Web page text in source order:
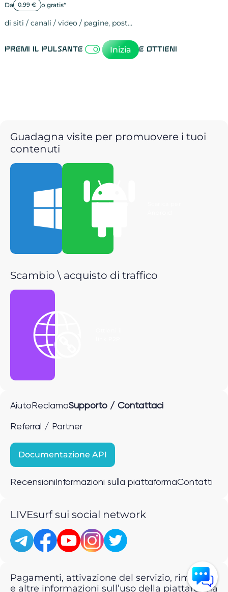
Da 0.99 € o gratis*
di siti / canali / video / pagine, post…
Premi il pulsante Inizia e ottieni
Guadagna visite per promuovere i tuoi
contenuti
Scarica per
Scambio \ acquisto di traffico
Aiuto ReclamoSupporto / Contattaci
Referral / Partner
Documentazione API
Recensioni Informazioni sulla piattaformaContatti
LIVEsurf sui social network
Pagamenti, attivazione del servizio, rimborsi
e altre informazioni sull’uso della piattaforma